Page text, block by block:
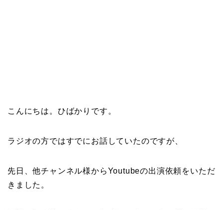
こんにちは。ひばかりです。
ラジオの方ではすでにお話していたのですが、
先日、他チャンネル様からYoutubeの出演依頼をいただ
きました。